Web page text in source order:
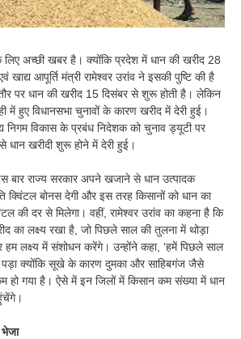
अच्छी खबर है। क्योंकि प्रदेश में धान की खरीद 28
खाद्य आपूर्ति मंत्री रामेश्वर उरांव ने इसकी पुष्टि की है
पर धान की खरीद 15 दिसंबर से शुरू होती है। लेकिन
में हुए विधानसभा चुनावों के कारण खरीद में देरी हुई।
निगम विकास के प्रबंध निदेशक को चुनाव ड्यूटी पर
धान खरीदी शुरू होने में देरी हुई।
इस बार राज्य सरकार अपने खजाने से धान उत्पादक
क्विंटल बोनस देगी और इस तरह किसानों को धान का
की दर से मिलेगा। वहीं, रामेश्वर उरांव का कहना है कि
का लक्ष्य रखा है, जो पिछले साल की तुलना में थोड़ा
लक्ष्य में संशोधन करेंगे। उन्होंने कहा, ‘हमें पिछले साल
पड़ा क्योंकि सूखे के कारण दुमका और साहिबगंज जैसे
हो गया है। ऐसे में इन जिलों में किसान कम संख्या में धान